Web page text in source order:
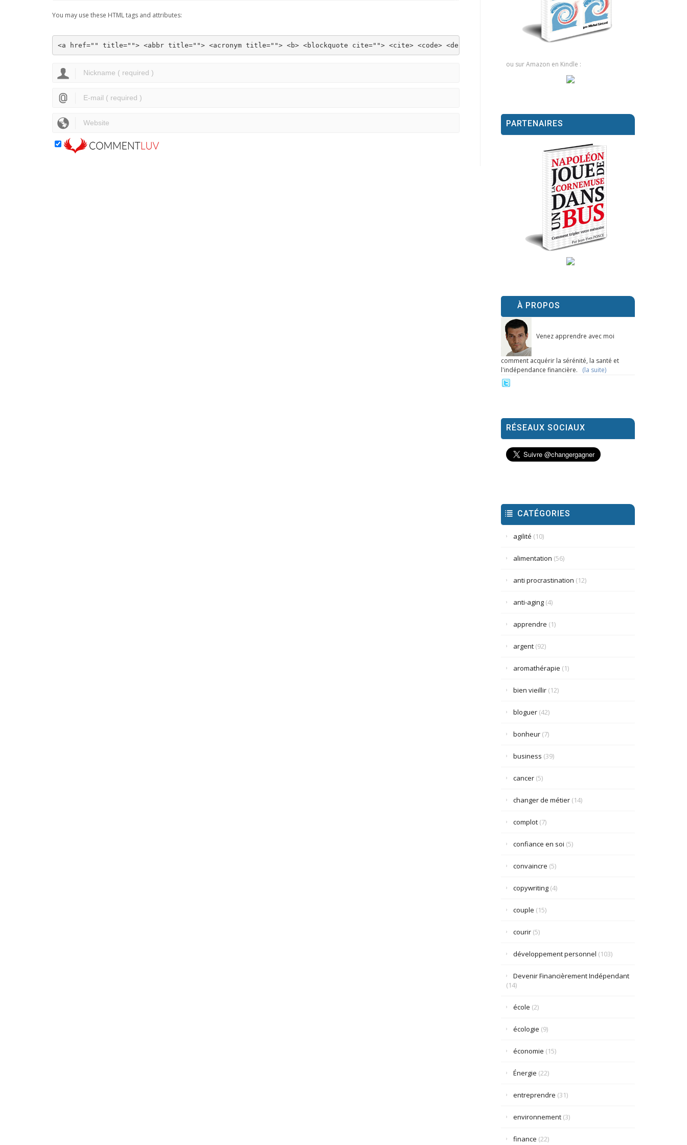
You may use these HTML tags and attributes:
<a href="" title=""> <abbr title=""> <acronym title=""> <b> <blockquote cite=""> <cite> <code> <del datetime=""> <em> <i> <q cite=""> <strike> <strong>
ou sur Amazon en Kindle :
PARTENAIRES
À PROPOS
Venez apprendre avec moi
comment acquérir la sérénité, la santé et
l'indépendance financière. (la suite)
RÉSEAUX SOCIAUX
CATÉGORIES
agilité (10)
alimentation (56)
anti procrastination (12)
anti-aging(4)
apprendre (1)
argent(92)
aromathérapie (1)
bien vieillir(12)
bloguer(42)
bonheur(7)
business (39)
cancer(5)
changer de métier(14)
complot(7)
confiance en soi (5)
convaincre (5)
copywriting(4)
couple (15)
courir(5)
développement personnel (103)
Devenir Financièrement Indépendant
(14)
école (2)
écologie (9)
économie (15)
Énergie (22)
entreprendre (31)
environnement(3)
finance (22)